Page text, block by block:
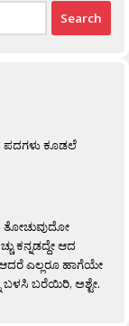
ಪದಗಳು ಕೂಡಲೆ
ತೋಚುವುದೋ
ಕನ್ನಡದ್ದೇ ಆದ
ಆದರೆ ಎಲ್ಲರೂ ಹಾಗೆಯೇ
ಬಳಸಿ ಬರೆಯಿರಿ, ಅಶ್ಟೇ.